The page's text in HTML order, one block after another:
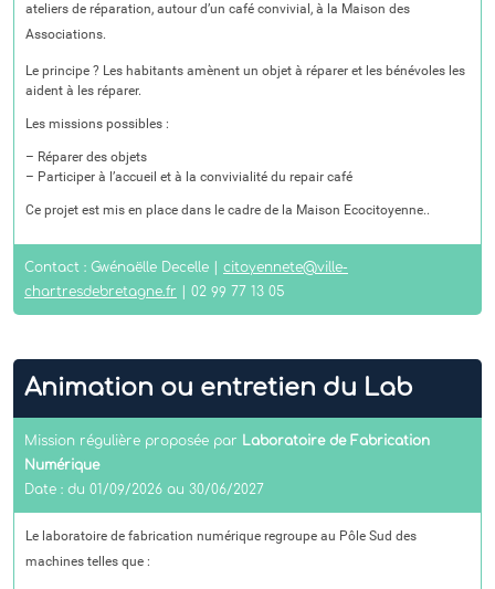
ateliers de réparation, autour d’un café convivial, à la Maison des
Associations.
Le principe ? Les habitants amènent un objet à réparer et les bénévoles les
aident à les réparer.
Les missions possibles :
– Réparer des objets
– Participer à l’accueil et à la convivialité du repair café
Ce projet est mis en place dans le cadre de la Maison Ecocitoyenne..
Contact : Gwénaëlle Decelle | citoyennete@ville-
chartresdebretagne.fr | 02 99 77 13 05
Animation ou entretien du Lab
Mission régulière proposée par Laboratoire de Fabrication
Numérique
Date : du 01/09/2026 au 30/06/2027
Le laboratoire de fabrication numérique regroupe au Pôle Sud des
machines telles que :